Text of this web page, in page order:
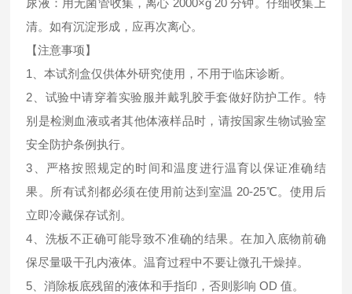
尿液：用无菌管收集，离心 2000×g 20 分钟。仔细收集上
清。如有沉淀形成，应再次离心。
【注意事项】
1、本试剂盒仅供体外研究使用，不用于临床诊断。
2、试验中请穿着实验服并戴乳胶手套做好防护工作。特
别是检测血液或者其他体液样品时，请按国家生物试验室
安全防护条例执行。
3、严格按照规定的时间和温度进行温育以保证准确结
果。所有试剂都必须在使用前达到室温 20-25℃。使用后
立即冷藏保存试剂。
4、洗板不正确可能导致不准确的结果。在加入底物前确
保尽量吸干孔内液体。温育过程中不要让微孔干燥掉。
5、消除板底残留的液体和手指印，否则影响 OD 值。